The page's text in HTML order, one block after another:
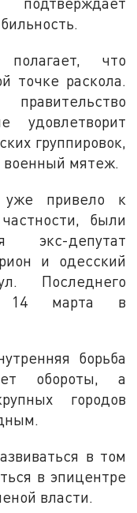
полагает, что
точке раскола.
удовлетворит
группировок,
военный мятеж.
уже привело к
были
экс-депутат
и одесский
Последнего
14 марта в
борьба
обороты, а
городов
в том
в эпицентре
власти.